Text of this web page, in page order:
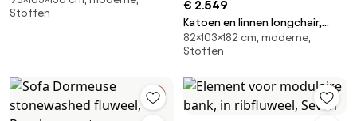
Stoffen
€ 2.549
Katoen en linnen longchair,
Oscar, ontwerp Emmanuel
Gallina
82×103×182 cm, moderne,
Stoffen